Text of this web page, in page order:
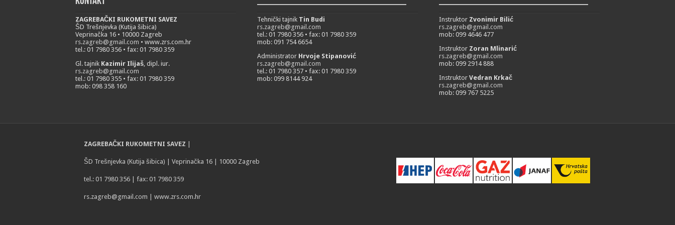
ZAGREBAČKI RUKOMETNI SAVEZ
ŠD Trešnjevka (Kutija šibica)
Veprinačka 16 • 10000 Zagreb
rs.zagreb@gmail.com • www.zrs.com.hr
tel.: 01 7980 356 • fax: 01 7980 359
Gl. tajnik Kazimir Ilijaš, dipl. iur.
rs.zagreb@gmail.com
tel.: 01 7980 355 • fax: 01 7980 359
mob: 098 358 160
Tehnički tajnik Tin Budi
rs.zagreb@gmail.com
tel.: 01 7980 356 • fax: 01 7980 359
mob: 091 754 6654
Administrator Hrvoje Stipanović
rs.zagreb@gmail.com
tel.: 01 7980 357 • fax: 01 7980 359
mob: 099 8144 924
Instruktor Zvonimir Bilić
rs.zagreb@gmail.com
mob: 099 4646 477
Instruktor Zoran Mlinarić
rs.zagreb@gmail.com
mob: 099 2914 888
Instruktor Vedran Krkač
rs.zagreb@gmail.com
mob: 099 767 5225
ZAGREBAČKI RUKOMETNI SAVEZ
ŠD Trešnjevka (Kutija šibica) | Veprinačka 16 | 10000 Zagreb
tel.: 01 7980 356 | fax: 01 7980 359
rs.zagreb@gmail.com | www.zrs.com.hr